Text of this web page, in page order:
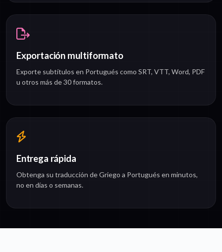
Exportación multiformato
Exporte subtítulos en Portugués como SRT, VTT, Word, PDF
u otros más de 30 formatos.
Entrega rápida
Obtenga su traducción de Griego a Portugués en minutos,
no en días o semanas.